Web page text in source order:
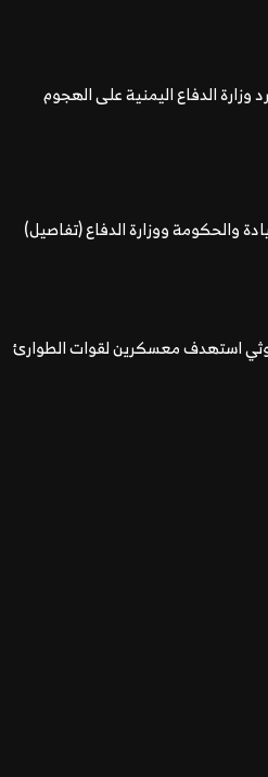
وزارة الدفاع اليمنية على الهجوم
والحكومة ووزارة الدفاع (تفاصيل)
قصف حوثي استهدف معسكرين لقوات الطوارئ